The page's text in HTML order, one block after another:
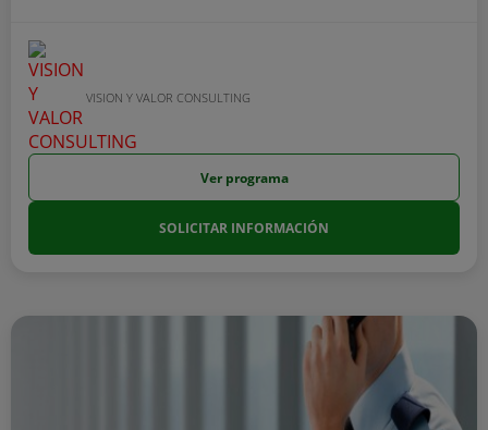
VISION Y VALOR CONSULTING
Ver programa
SOLICITAR INFORMACIÓN